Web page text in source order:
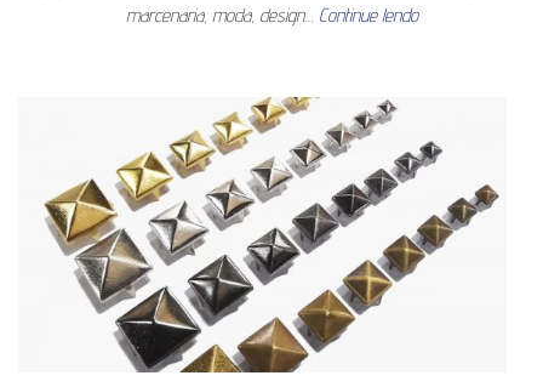
marcenaria, moda, design… Continue lendo